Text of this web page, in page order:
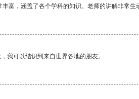
富，涵盖了各个学科的知识。老师的讲解非常生
我可以结识到来自世界各地的朋友。